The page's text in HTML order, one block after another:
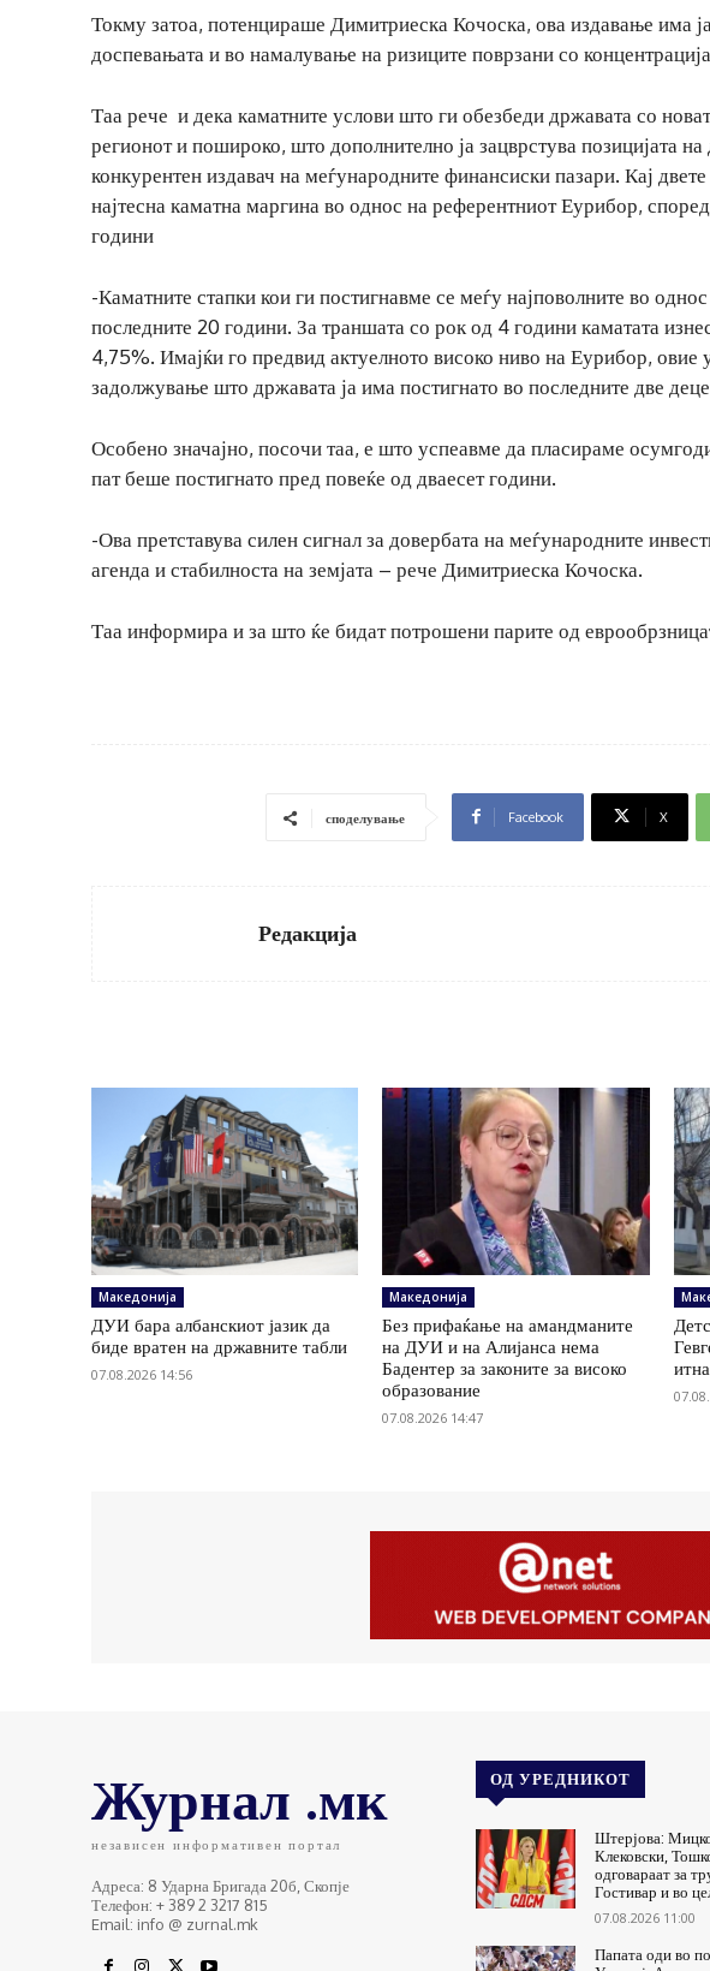
Токму затоа, потенцираше Димитриеска Кочоска, ова издавање има
доспевањата и во намалување на ризиците поврзани со
Таа рече и дека каматните услови што ги обезбеди државата со
регионот и пошироко, што дополнително ја зацврстува позицијата
конкурентен издавач на меѓународните финансиски пазари. Кај
најтесна каматна маргина во однос на референтниот Еурибор,
години
-Каматните стапки кои ги постигнавме се меѓу најповолните во
последните 20 години. За траншата со рок од 4 години каматата
4,75%. Имајќи го предвид актуелното високо ниво на Еурибор, овие
задолжување што државата ја има постигнато во последните две
Особено значајно, посочи таа, е што успеавме да пласираме
пат беше постигнато пред повеќе од дваесет години.
-Ова претставува силен сигнал за довербата на меѓународните
агенда и стабилноста на земјата – рече Димитриеска Кочоска.
Таа информира и за што ќе бидат потрошени парите од
споделување Facebook X
Редакција
Македонија
ДУИ бара албанскиот јазик да
биде вратен на државните табли
07.08.2026 14:56
Македонија
Без прифаќање на амандманите
на ДУИ и на Алијанса нема
Бадентер за законите за високо
образование
07.08.2026 14:47
Журнал .мк
независен информативен портал
Адреса: 8 Ударна Бригада 20б, Скопје
Телефон: + 389 2 3217 815
Email: info @ zurnal.mk
ОД УРЕДНИКОТ
Штерјова:
Клековски,
одговараат за
Гостивар и во
07.08.2026 11:00
Папата оди во